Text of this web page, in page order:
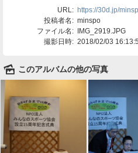
URL: https://30d.jp/
投稿者名: minspo
ファイル名:
IMG_2919.JPG
撮影日時: 2018/02/03
🌄 このアルバムの他の写真